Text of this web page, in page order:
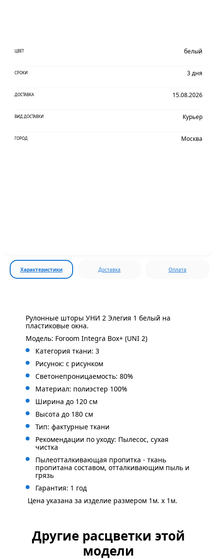
ЦВЕТ белый
СРОКИ 3 дня
ДОСТАВКА 15.08.2026
ВИД ДОСТАВКИ Курьер
ГОРОД Москва
Характеристики Доставка Оплата
Рулонные шторы УНИ 2 Элегия 1 белый на
пластиковые окна.
Модель: Foroom Integra Box+ (UNI 2)
Категория ткани: 3
Рисунок: с рисунком
Светонепроницаемость: 80%
Материал: полиэстер 100%
Ширина до 120 см
Высота до 180 см
Тип: фактурные ткани
Рекомендации по уходу: Пылесос, сухая
чистка
Пылеотталкивающая пропитка - ткань
пропитана составом, отталкивающим пыль и
грязь
Гарантия: 1 год
Цена указана за изделие размером 1м. x 1м.
Другие расцветки этой
модели